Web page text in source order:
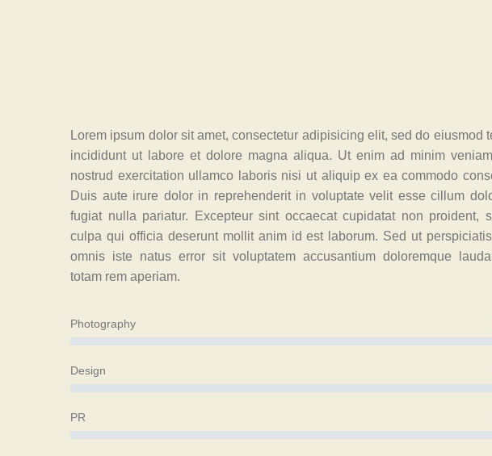
Lorem ipsum dolor sit amet, consectetur adipisicing elit, sed do eiusmod
incididunt ut labore et dolore magna aliqua. Ut enim ad minim
nostrud exercitation ullamco laboris nisi ut aliquip ex ea commodo
Duis aute irure dolor in reprehenderit in voluptate velit esse cillum
fugiat nulla pariatur. Excepteur sint occaecat cupidatat non proident,
culpa qui officia deserunt mollit anim id est laborum. Sed ut
omnis iste natus error sit voluptatem accusantium doloremque
totam rem aperiam.
Photography
Design
PR